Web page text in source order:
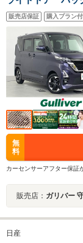
ホイール SOSコ
ト フォグラン
コーナーセンサー
販売店保証 購入プラン付
無
料
カーセンサーアフター保証
販売店： ガリバー
日産